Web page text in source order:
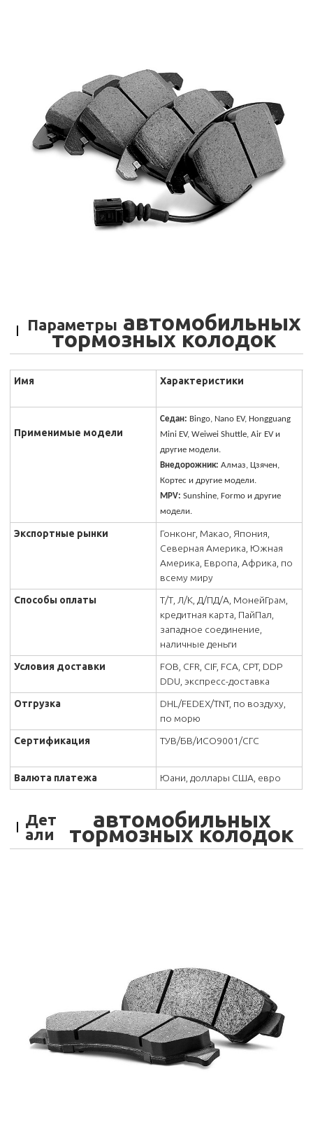
Параметры автомобильных
тормозных колодок
Имя Характеристики
Применимые модели
Седан: Bingo, Nano EV, Hongguang
Mini EV, Weiwei Shuttle, Air EV и
другие модели.
Внедорожник: Алмаз, Цзячен,
Кортес и другие модели.
MPV: Sunshine, Formo и другие
модели.
Экспортные рынки
Гонконг, Макао, Япония,
Северная Америка, Южная
Америка, Европа, Африка, по
всему миру
Способы оплаты
Т/Т, Л/К, Д/ПД/А, МонейГрам,
кредитная карта, ПайПал,
западное соединение,
наличные деньги
Условия доставки
FOB, CFR, CIF, FCA, CPT, DDP
DDU, экспресс-доставка
Отгрузка
DHL/FEDEX/TNT, по воздуху,
по морю
Сертификация
ТУВ/БВ/ИСО9001/СГС
Валюта платежа Юани, доллары США, евро
Дет
али
автомобильных
тормозных колодок